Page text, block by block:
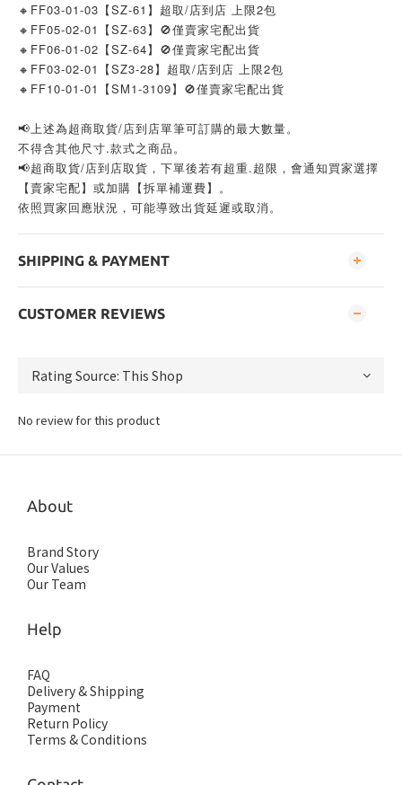
🔸FF03-01-03【SZ-61】超取/店到店 上限2包
🔸FF05-02-01【SZ-63】🚫僅賣家宅配出貨
🔸FF06-01-02【SZ-64】🚫僅賣家宅配出貨
🔸FF03-02-01【SZ3-28】超取/店到店 上限2包
🔸FF10-01-01【SM1-3109】🚫僅賣家宅配出貨
📢上述為超商取貨/店到店單筆可訂購的最大數量。
不得含其他尺寸.款式之商品。
📢超商取貨/店到店取貨，下單後若有超重.超限，會通知買家選擇
【賣家宅配】或加購【拆單補運費】。
依照買家回應狀況，可能導致出貨延遲或取消。
SHIPPING & PAYMENT
CUSTOMER REVIEWS
No review for this product
About
Brand Story
Our Values
Our Team
Help
FAQ
Delivery & Shipping
Payment
Return Policy
Terms & Conditions